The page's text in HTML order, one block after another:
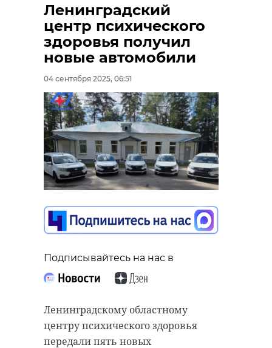
Ленинградский
центр психического
здоровья получил
новые автомобили
04 сентября 2025, 06:51
Подписывайтесь на нас в
Ленинградскому областному
центру психического здоровья
передали пять новых